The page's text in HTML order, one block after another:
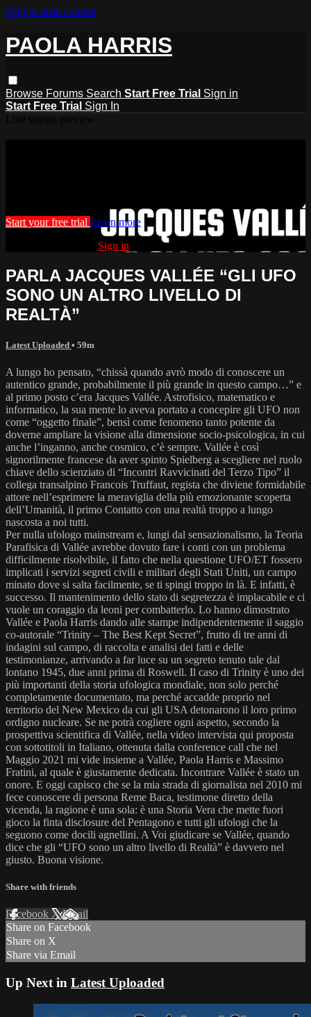
Skip to main content
PAOLA HARRIS
Browse Forums Search Start Free Trial Sign in
Start Free Trial Sign In
Start your free trial Learn more
Sign in
PARLA JACQUES VALLÉE “GLI UFO
SONO UN ALTRO LIVELLO DI
REALTÀ”
Latest Uploaded • 59m
A lungo ho pensato, “chissà quando avrò modo di conoscere un
autentico grande, probabilmente il più grande in questo campo…” e
al primo posto c’era Jacques Vallée. Astrofisico, matematico e
informatico, la sua mente lo aveva portato a concepire gli UFO non
come “oggetto finale”, bensì come fenomeno tanto potente da
doverne ampliare la visione alla dimensione socio-psicologica, in cui
anche l’inganno, anche cosmico, c’è sempre. Vallée è così
signorilmente francese da aver spinto Spielberg a scegliere nel ruolo
chiave dello scienziato di “Incontri Ravvicinati del Terzo Tipo” il
collega transalpino Francois Truffaut, regista che diviene formidabile
attore nell’esprimere la meraviglia della più emozionante scoperta
dell’Umanità, il primo Contatto con una realtà troppo a lungo
nascosta a noi tutti.
Per nulla ufologo mainstream e, lungi dal sensazionalismo, la Teoria
Parafisica di Vallée avrebbe dovuto fare i conti con un problema
difficilmente risolvibile, il fatto che nella questione UFO/ET fossero
implicati i servizi segreti civili e militari degli Stati Uniti, un campo
minato dove si salta facilmente, se ti spingi troppo in là. E infatti, è
successo. Il mantenimento dello stato di segretezza è implacabile e ci
vuole un coraggio da leoni per combatterlo. Lo hanno dimostrato
Vallée e Paola Harris dando alle stampe indipendentemente il saggio
co-autorale “Trinity – The Best Kept Secret”, frutto di tre anni di
indagini sul campo, di raccolta e analisi dei fatti e delle
testimonianze, arrivando a far luce su un segreto tenuto tale dal
lontano 1945, due anni prima di Roswell. Il caso di Trinity è uno dei
più importanti della storia ufologica mondiale, non solo perché
completamente documentato, ma perché accadde proprio nel
territorio del New Mexico da cui gli USA detonarono il loro primo
ordigno nucleare. Se ne potrà cogliere ogni aspetto, secondo la
prospettiva scientifica di Vallée, nella video intervista qui proposta
con sottotitoli in Italiano, ottenuta dalla conference call che nel
Maggio 2021 mi vide insieme a Vallée, Paola Harris e Massimo
Fratini, al quale è giustamente dedicata. Incontrare Vallée è stato un
onore. E oggi capisco che se la mia strada di giornalista nel 2010 mi
fece conoscere di persona Reme Baca, testimone diretto della
vicenda, la ragione è una sola: è una Storia Vera che mette fuori
gioco la finta disclosure del Pentagono e tutti gli ufologi che la
seguono come docili agnellini. A Voi giudicare se Vallée, quando
dice che gli “UFO sono un altro livello di Realtà” è davvero nel
giusto. Buona visione.
Share with friends
Facebook XEmail
Share on Facebook
Share on X
Share via Email
Up Next in Latest Uploaded